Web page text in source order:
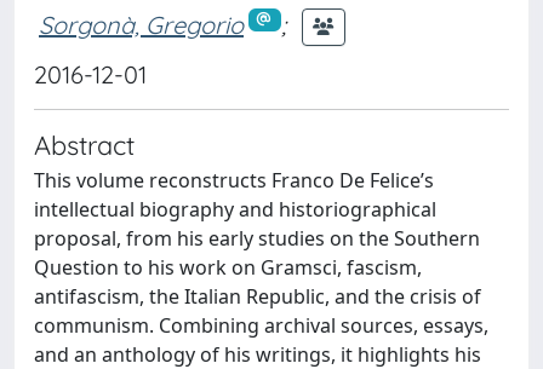
Sorgonà, Gregorio
;
2016-12-01
Abstract
This volume reconstructs Franco De Felice’s
intellectual biography and historiographical
proposal, from his early studies on the Southern
Question to his work on Gramsci, fascism,
antifascism, the Italian Republic, and the crisis of
communism. Combining archival sources, essays,
and an anthology of his writings, it highlights his